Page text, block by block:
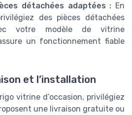
détachées adaptées : En
des pièces détachées
votre modèle de vitrine
un fonctionnement fiable
et l’installation
vitrine d’occasion, privilégiez
une livraison gratuite ou